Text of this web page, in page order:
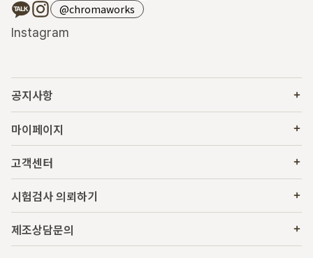
@chromaworks
Instagram
공지사항
마이페이지
고객센터
시험검사 의뢰하기
제조상담문의